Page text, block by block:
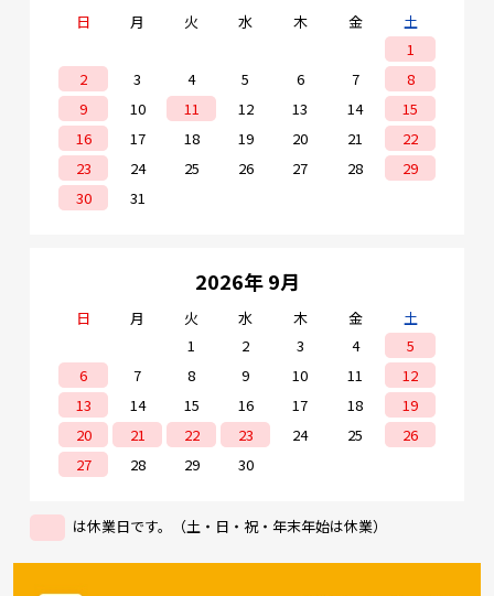
日 月 火 水 木 金
土
1
2
3 4 5 6 7
8
9
10 11 12 13 14
15
16
17 18 19 20 21
22
23
24 25 26 27 28
29
30
31
2026年 9月
日 月 火 水 木 金
土
1
2 3 4
5
6
7 8 9 10 11
12
13
14 15 16 17 18
19
20
21 22 23 24 25
26
27
28 29 30
は休業日です。（土・日・祝・年末年始は休業）